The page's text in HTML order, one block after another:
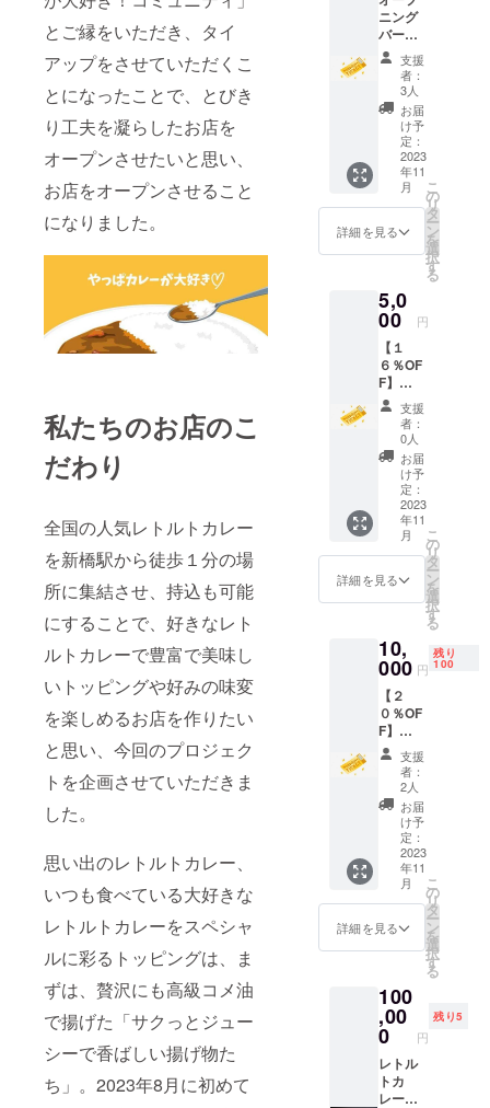
とご縁をいただき、タイ
アップをさせていただくこ
とになったことで、とびき
り工夫を凝らしたお店を
オープンさせたいと思い、
お店をオープンさせること
になりました。
私たちのお店のこ
だわり
全国の人気レトルトカレー
を新橋駅から徒歩１分の場
所に集結させ、持込も可能
にすることで、好きなレト
ルトカレーで豊富で美味し
いトッピングや好みの味変
を楽しめるお店を作りたい
と思い、今回のプロジェク
トを企画させていただきま
した。
思い出のレトルトカレー、
いつも食べている大好きな
レトルトカレーをスペシャ
ルに彩るトッピングは、ま
ずは、贅沢にも高級コメ油
で揚げた「サクっとジュー
シーで香ばしい揚げ物た
ち」。2023年8月に初めて
ニング
バー
ティご
招待券
です。
10月に
行う
オープ
ニング
パー
ティへ
ご招待
させて
いただ
程が合
わない
方はお
食事券
として
ご利用
いただ
けます
ので、
是非ご
活用く
ださい
ませ。
支援
者：
3人
お届
け予
定：
2023
年11
月
詳細を見る
こ
の
リ
タ
ー
ン
を
選
択
す
る
5,0
00 円
【１
６％OF
F】
6000円
分の食
事券で
す ※有
効期限
2023年
12月1日
～2024
年10月1
日
※1000
円6枚綴
店時に
店舗に
てお引
き取り
くださ
い ※お
釣りは
出ませ
ん ※貸
切時、
臨時休
業時は
ご利用
いただ
けませ
ん
支援
者：
0人
お届
け予
定：
2023
年11
月
詳細を見る
こ
の
リ
タ
ー
ン
を
選
択
す
る
10,
000 円
残り
100
【２
０％OF
F】
12000
円分の
カレー
お食事
券で
す。
2000円
分がお
得にご
利用い
ただけ
ます。
※有効期
年12月1
日～
2024年
10月1日
※1000
円12枚
綴りで
支援
者：
2人
お届
け予
定：
2023
年11
月
詳細を見る
こ
の
リ
タ
ー
ン
を
選
択
す
る
100
,00
0 円
残り5
レトル
トカ
レーの